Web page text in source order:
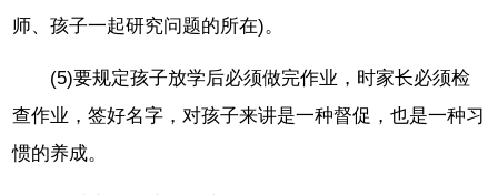
师、孩子一起研究问题的所在)。
(5)要规定孩子放学后必须做完作业，时家长必须检
查作业，签好名字，对孩子来讲是一种督促，也是一种习
惯的养成。